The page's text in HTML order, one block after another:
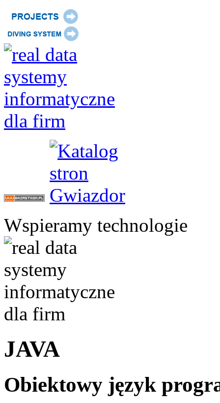
Wspieramy technologie
JAVA
Obiektowy język